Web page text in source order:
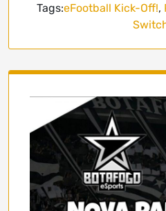
Tags:eFootball Kick-Off!,